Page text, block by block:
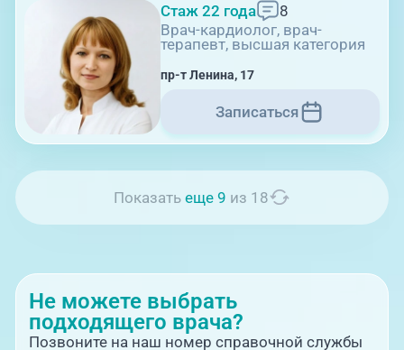
ул. Труда, 183Б (Скорая медицинская
помощь)
21:00-08:00
Профосмотры, ул.Труда, 183Б
Стаж 22 года
8
Врач-кардиолог, врач-
терапевт, высшая категория
пр-т Ленина, 17
Записаться
Показатьеще 9 из 18
Не можете выбрать
подходящего врача?
Позвоните на наш номер справочной службы